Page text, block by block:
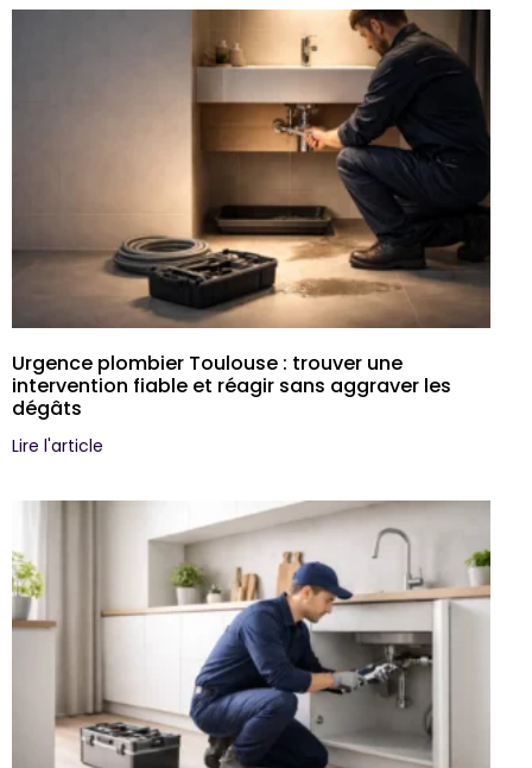
Urgence plombier Toulouse : trouver une
intervention fiable et réagir sans aggraver les
dégâts
Lire l'article